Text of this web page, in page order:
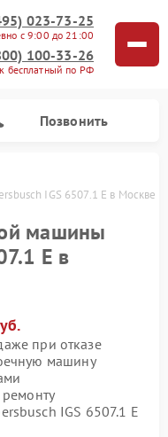
023-73-25
с 9:00 до 21:00
100-33-26
бесплатный по РФ
Позвонить
IGS 6507.1 E в Москве
машины
E в
при отказе
машину
IGS 6507.1 E